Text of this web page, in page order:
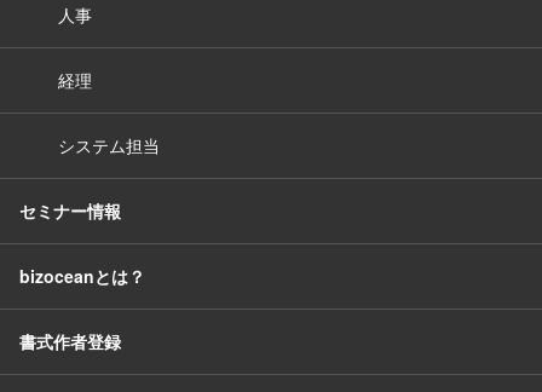
人事
経理
システム担当
セミナー情報
bizoceanとは？
書式作者登録